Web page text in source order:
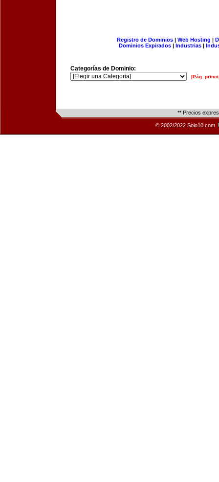
Registro de Dominios| Web Hosting |
Dominios Expirados | Industrias |
Categorías de Dominio:
[Pág.
** Precios
© 2002/2022 Solo10.com